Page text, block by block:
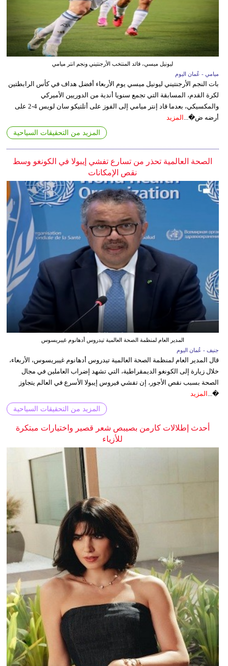
ليونيل ميسي، قائد المنتخب الأرجنتيني ونجم انتر ميامي
ميامي - عُمان اليوم
بات النجم الأرجنتيني ليونيل ميسي يوم الأربعاء أفضل هداف في كأس الرابطتين
لكرة القدم، المسابقة التي تجمع سنويا أندية من الدوريين الأميركي
والمكسيكي، بعدما قاد إنتر ميامي إلى الفوز على أتلتيكو سان لويس 4-2 على
أرضه ض�... المزيد
المزيد من التحقيقات السياحية
الصحة العالمية تحذر من تسارع تفشي إيبولا في الكونغو وسط
نقص الإمكانات
المدير العام لمنظمة الصحة العالمية تيدروس أدهانوم غيبريسوس
جنيف - عُمان اليوم
قال المدير العام لمنظمة الصحة العالمية تيدروس أدهانوم غيبريسوس، الأربعاء،
خلال زيارة إلى الكونغو الديمقراطية، التي تشهد إضراب العاملين في مجال
الصحة بسبب نقص الأجور، إن تفشي فيروس إيبولا الأسرع في العالم يتجاوز
�...
المزيد
المزيد من التحقيقات السياحية
أحدث إطلالات كارمن بصيبص شعر قصير واختيارات مبتكرة
للأزياء